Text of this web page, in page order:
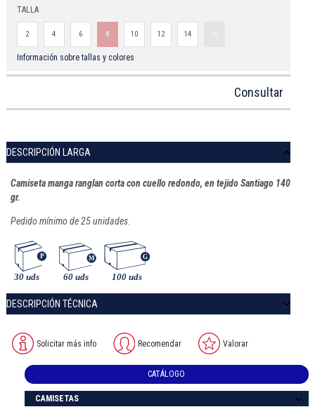
TALLA
2 4 6 8 10 12 14 16
Información sobre tallas y colores
Consultar
DESCRIPCIÓN LARGA
Camiseta manga ranglan corta con cuello redondo, en tejido Santiago 140
gr.
Pedido mínimo de 25 unidades.
DESCRIPCIÓN TÉCNICA
Solicitar más info Recomendar Valorar
CATÁLOGO
CAMISETAS